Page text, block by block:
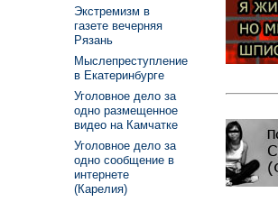
Экстремизм в
газете вечерняя
Рязань
Мыслепреступление
в Екатеринбурге
Уголовное дело за
одно размещенное
видео на Камчатке
Уголовное дело за
одно сообщение в
интернете
(Карелия)